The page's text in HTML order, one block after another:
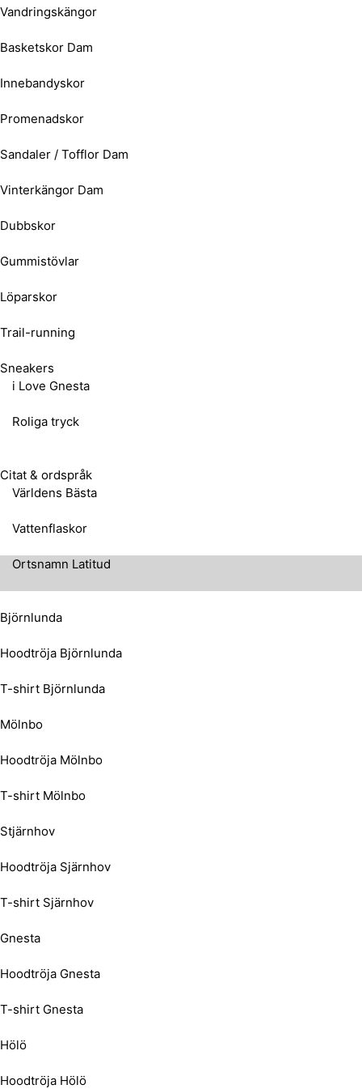
Vandringskängor
Basketskor Dam
Innebandyskor
Promenadskor
Sandaler / Tofflor Dam
Vinterkängor Dam
Dubbskor
Gummistövlar
Löparskor
Trail-running
Sneakers
i Love Gnesta
Roliga tryck
Citat & ordspråk
Världens Bästa
Vattenflaskor
Ortsnamn Latitud
Björnlunda
Hoodtröja Björnlunda
T-shirt Björnlunda
Mölnbo
Hoodtröja Mölnbo
T-shirt Mölnbo
Stjärnhov
Hoodtröja Sjärnhov
T-shirt Sjärnhov
Gnesta
Hoodtröja Gnesta
T-shirt Gnesta
Hölö
Hoodtröja Hölö